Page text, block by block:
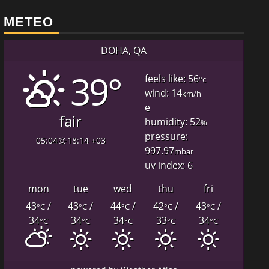
METEO
DOHA, QA
39°
fair
05:04 18:14 +03
feels like: 56°c
wind: 14km/h
e
humidity: 52%
pressure:
997.97mbar
uv index: 6
mon
tue wed thu
fri
43°C/
34°C
43°C/
34°C
44°C/
34°C
42°C/
33°C
43°C/
34°C